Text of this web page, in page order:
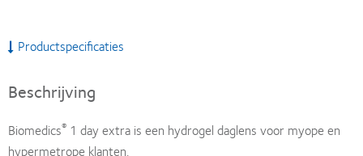
Productspecificaties
Beschrijving
Biomedics® 1 day extra is een hydrogel daglens voor myope en
hypermetrope klanten.